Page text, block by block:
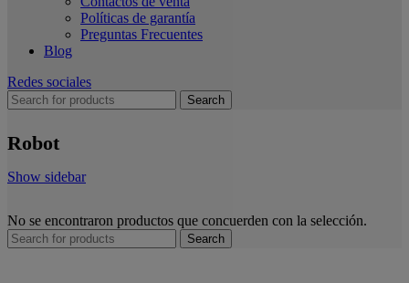
Políticas de garantía
Preguntas Frecuentes
Blog
Redes sociales
Search
Robot
Show sidebar
No se encontraron productos que concuerden con la selección.
Search